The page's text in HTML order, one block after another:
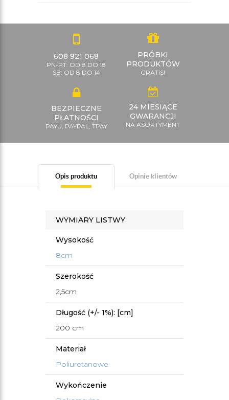
608 921 068
PN-PT: OD 8 DO 18
SB: OD 8 DO 14
PRÓBKI
PRODUKTÓW
GRATIS!
BEZPIECZNE
PŁATNOŚCI
PAYU, PAYPAL, TPAY
24 MIESIĄCE
GWARANCJI
NA ASORTYMENT
Opis produktu Opinie klientów
WYMIARY LISTWY
Wysokość
8cm
Szerokość
2,5cm
Długość (+/- 1%): [cm]
200 cm
Materiał
Poliuretanowe
Wykończenie